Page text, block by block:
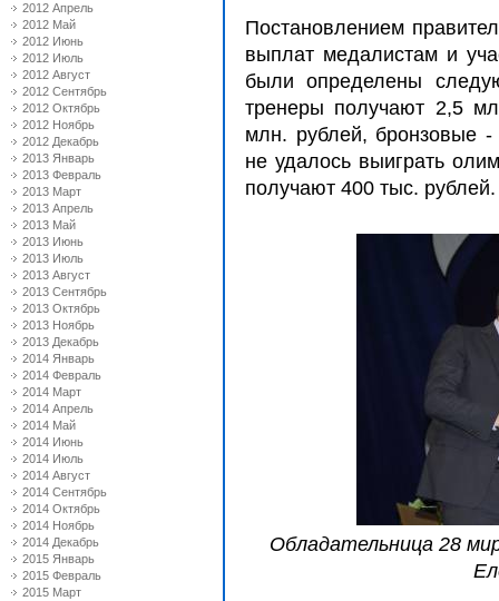
2012 Апрель
2012 Май
2012 Июнь
2012 Июль
2012 Август
2012 Сентябрь
2012 Октябрь
2012 Ноябрь
2012 Декабрь
2013 Январь
2013 Февраль
2013 Март
2013 Апрель
2013 Май
2013 Июнь
2013 Июль
2013 Август
2013 Сентябрь
2013 Октябрь
2013 Ноябрь
2013 Декабрь
2014 Январь
2014 Февраль
2014 Март
2014 Апрель
2014 Май
2014 Июнь
2014 Июль
2014 Август
2014 Сентябрь
2014 Октябрь
2014 Ноябрь
2014 Декабрь
2015 Январь
2015 Февраль
2015 Март
Постановлением
выплат медалистам и
были определены
тренеры получают 2,5
млн. рублей, бронзовые
не удалось выиграть
получают 400 тыс. рублей.
Обладательница 28